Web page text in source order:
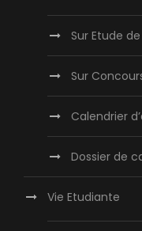
Sur Etude
Sur
Calendrier
Dossier de
Vie Etudiante